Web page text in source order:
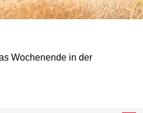
Wochenende in der